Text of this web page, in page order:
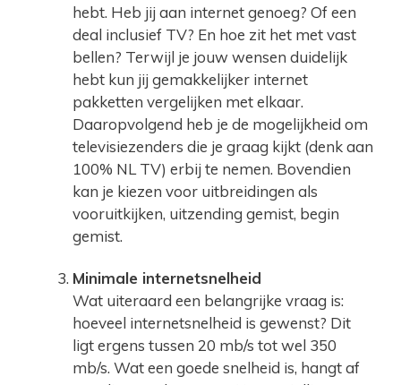
hebt. Heb jij aan internet genoeg? Of een
deal inclusief TV? En hoe zit het met vast
bellen? Terwijl je jouw wensen duidelijk
hebt kun jij gemakkelijker internet
pakketten vergelijken met elkaar.
Daaropvolgend heb je de mogelijkheid om
televisiezenders die je graag kijkt (denk aan
100% NL TV) erbij te nemen. Bovendien
kan je kiezen voor uitbreidingen als
vooruitkijken, uitzending gemist, begin
gemist.
Minimale internetsnelheid
Wat uiteraard een belangrijke vraag is:
hoeveel internetsnelheid is gewenst? Dit
ligt ergens tussen 20 mb/s tot wel 350
mb/s. Wat een goede snelheid is, hangt af